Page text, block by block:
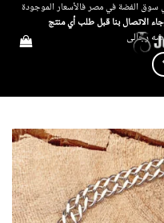
سوق الفضة في مصر فالأسعار الموجودة
الاتصال بنا قبل طلب أي منتج
رجالى